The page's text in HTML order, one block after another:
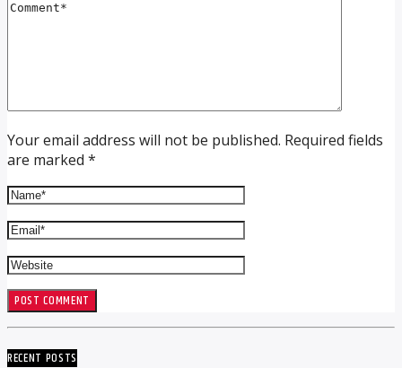
Your email address will not be published. Required fields
are marked *
RECENT POSTS